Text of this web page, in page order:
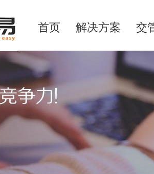
首页 解决方案 交